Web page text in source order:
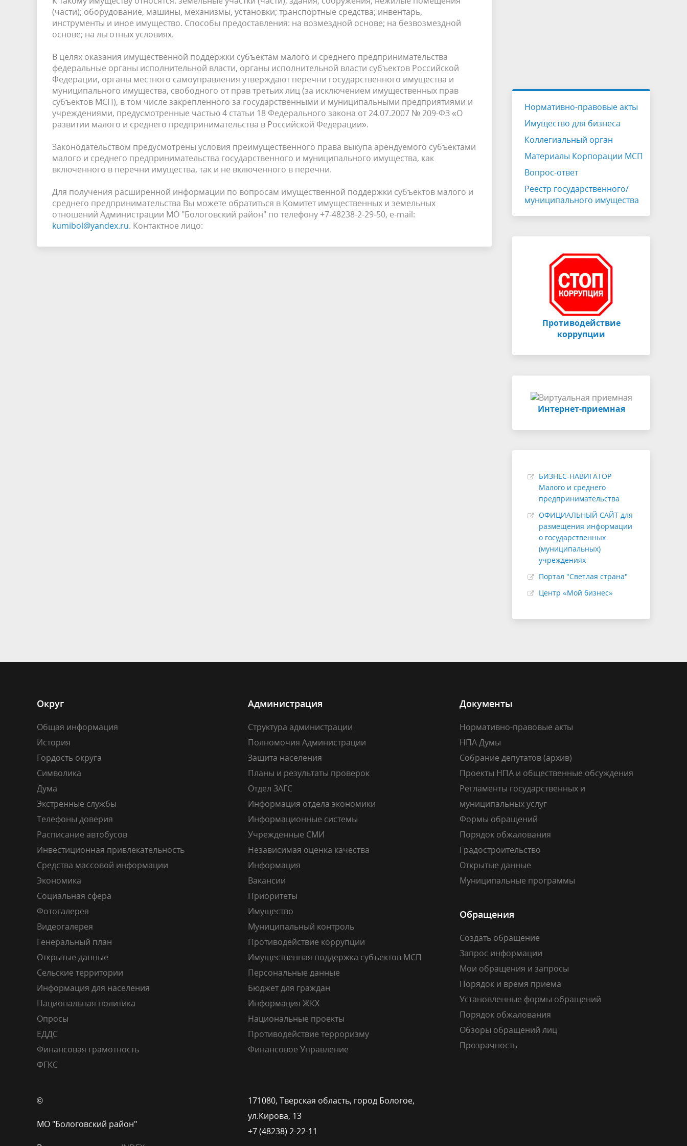
(части); оборудование, машины, механизмы, установки; транспортные средства; инвентарь,
инструменты и иное имущество. Способы предоставления: на возмездной основе; на безвозмездной
основе; на льготных условиях.
В целях оказания имущественной поддержки субъектам малого и среднего предпринимательства
федеральные органы исполнительной власти, органы исполнительной власти субъектов Российской
Федерации, органы местного самоуправления утверждают перечни государственного имущества и
муниципального имущества, свободного от прав третьих лиц (за исключением имущественных прав
субъектов МСП), в том числе закрепленного за государственными и муниципальными предприятиями и
учреждениями, предусмотренные частью 4 статьи 18 Федерального закона от 24.07.2007 № 209-ФЗ «О
развитии малого и среднего предпринимательства в Российской Федерации».
Законодательством предусмотрены условия преимущественного права выкупа арендуемого субъектами
малого и среднего предпринимательства государственного и муниципального имущества, как
включенного в перечни имущества, так и не включенного в перечни.
Для получения расширенной информации по вопросам имущественной поддержки субъектов малого и
среднего предпринимательства Вы можете обратиться в Комитет имущественных и земельных
отношений Администрации МО "Бологовский район" по телефону +7-48238-2-29-50, e-mail:
kumibol@yandex.ru. Контактное лицо:
Нормативно-правовые акты
Имущество для бизнеса
Коллегиальный орган
Материалы Корпорации МСП
Вопрос-ответ
Реестр государственного/
муниципального имущества
Противодействие
коррупции
Интернет-приемная
БИЗНЕС-НАВИГАТОР
Малого и среднего
предпринимательства
ОФИЦИАЛЬНЫЙ САЙТ для
размещения информации
о государственных
(муниципальных)
учреждениях
Портал "Светлая страна"
Центр «Мой бизнес»
Округ
Общая информация
История
Гордость округа
Символика
Дума
Экстренные службы
Телефоны доверия
Расписание автобусов
Инвестиционная привлекательность
Средства массовой информации
Экономика
Социальная сфера
Фотогалерея
Видеогалерея
Генеральный план
Открытые данные
Сельские территории
Информация для населения
Национальная политика
Опросы
ЕДДС
Финансовая грамотность
ФГКС
Администрация
Структура администрации
Полномочия Администрации
Защита населения
Планы и результаты проверок
Отдел ЗАГС
Информация отдела экономики
Информационные системы
Учрежденные СМИ
Независимая оценка качества
Информация
Вакансии
Приоритеты
Имущество
Муниципальный контроль
Противодействие коррупции
Имущественная поддержка субъектов МСП
Персональные данные
Бюджет для граждан
Информация ЖКХ
Национальные проекты
Противодействие терроризму
Финансовое Управление
Документы
Нормативно-правовые акты
НПА Думы
Собрание депутатов (архив)
Проекты НПА и общественные обсуждения
Регламенты государственных и
муниципальных услуг
Формы обращений
Порядок обжалования
Градостроительство
Открытые данные
Муниципальные программы
Обращения
Создать обращение
Запрос информации
Мои обращения и запросы
Порядок и время приема
Установленные формы обращений
Порядок обжалования
Обзоры обращений лиц
Прозрачность
©
МО "Бологовский район"
171080, Тверская область, город Бологое,
ул.Кирова, 13
+7 (48238) 2-22-11